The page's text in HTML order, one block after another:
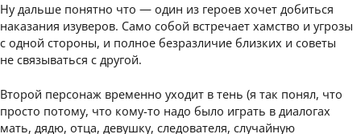
Ну дальше понятно что — один из героев хочет добиться
наказания изуверов. Само собой встречает хамство и угрозы
с одной стороны, и полное безразличие близких и советы
не связываться с другой.
Второй персонаж временно уходит в тень (я так понял, что
просто потому, что кому-то надо было играть в диалогах
мать, дядю, отца, девушку, следователя, случайную